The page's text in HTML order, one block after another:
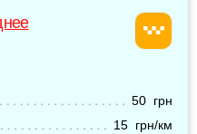
50 грн
15 грн/км